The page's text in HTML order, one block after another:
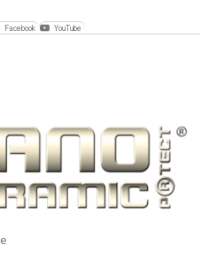
Facebook YouTube